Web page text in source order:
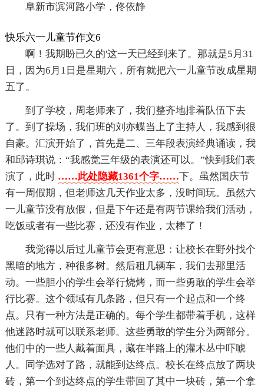
阜新市滨河路小学，佟依静
快乐六一儿童节作文6
啊！我期盼已久的'这一天已经到来了。那就是5月31
日，因为6月1日是星期六，所有就把六一儿童节改成星期
五了。
到了学校，周老师来了，我们整齐地排着队伍下去
了。到了操场，我们班的刘亦蝶当上了主持人，我感到很
自豪。汇演开始了，首先是二、三年段表演经典诵读，我
和邱诗琪说：“我感觉三年级的表演还可以。”快到我们表
演了，此时 ……此处隐藏1361个字……下。虽然国庆节
有一周假期，但老师这几天作业太多，没时间玩。虽然六
一儿童节没有放假，但是下午还是有两节课给我们活动，
吃饭或者有一些比赛，还没有作业，太棒了！
我觉得以后过儿童节会更有意思：让校长在野外找个
黑暗的地方，种很多树。然后租几辆车，我们去那里活
动。一些胆小的学生会举行烧烤，而一些勇敢的学生会举
行比赛。这个领域有几条路，但只有一个起点和一个终
点。只有一种方法是正确的。每个学生都带着手机，这样
他迷路时就可以联系老师。这些勇敢的学生分为两部分。
他们中的一些人戴着面具，藏在半路上的灌木丛中吓唬
人。同学选对了路，就能到达终点。校长在终点放了两块
砖，第一个到达终点的学生带回了其中一块砖，第一个拿